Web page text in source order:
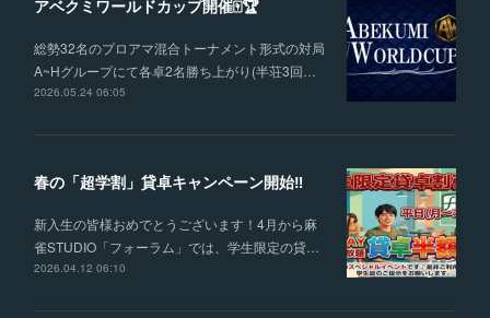
アベクミワールドカップ開催🀄🏆
総勢32名のプロアマ混合トーナメント形式の対局
A~Hグループにて各卓2名勝ち上がり(半荘3回…
2026.05.24 06:05
春の「超学割」貸卓キャンペーン開始‼
新入生の皆様おめでとうございます！4月から麻
雀STUDIO「フォーラム」では、学生限定の貸…
2026.04.12 06:10